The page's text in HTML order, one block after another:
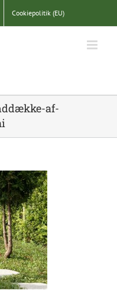
Cookiepolitik (EU)
af-